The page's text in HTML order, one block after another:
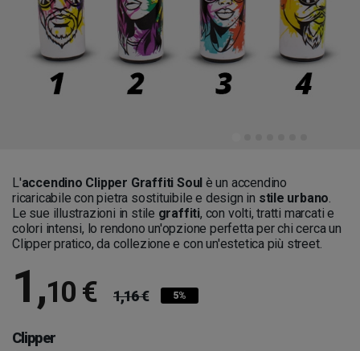
L'accendino Clipper Graffiti Soul è un accendino
ricaricabile con pietra sostituibile e design in stile urbano.
Le sue illustrazioni in stile graffiti, con volti, tratti marcati e
colori intensi, lo rendono un'opzione perfetta per chi cerca un
Clipper pratico, da collezione e con un'estetica più street.
1,10 € 1,16 € 5%
Clipper